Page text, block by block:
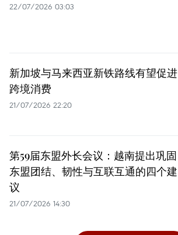
22/07/2026 03:03
新加坡与马来西亚新铁路线有望促进
跨境消费
21/07/2026 22:20
第59届东盟外长会议：越南提出巩固
东盟团结、韧性与互联互通的四个建
议
21/07/2026 14:30